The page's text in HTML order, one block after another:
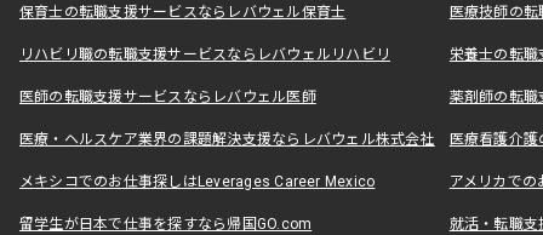
保育士の転職支援サービスならレバウェル保育士 医療技師の
リハビリ職の転職支援サービスならレバウェルリハビリ 栄養士の転
医師の転職支援サービスならレバウェル医師 薬剤師の転
医療・ヘルスケア業界の課題解決支援ならレバウェル株式会社 医療看護介
メキシコでのお仕事探しはLeverages Career Mexico アメリカで
留学生が日本で仕事を探すなら帰国GO.com 就活・転職